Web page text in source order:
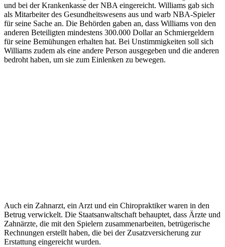
und bei der Krankenkasse der NBA eingereicht. Williams gab sich
als Mitarbeiter des Gesundheitswesens aus und warb NBA-Spieler
für seine Sache an. Die Behörden gaben an, dass Williams von den
anderen Beteiligten mindestens 300.000 Dollar an Schmiergeldern
für seine Bemühungen erhalten hat. Bei Unstimmigkeiten soll sich
Williams zudem als eine andere Person ausgegeben und die anderen
bedroht haben, um sie zum Einlenken zu bewegen.
Auch ein Zahnarzt, ein Arzt und ein Chiropraktiker waren in den
Betrug verwickelt. Die Staatsanwaltschaft behauptet, dass Ärzte und
Zahnärzte, die mit den Spielern zusammenarbeiten, betrügerische
Rechnungen erstellt haben, die bei der Zusatzversicherung zur
Erstattung eingereicht wurden.